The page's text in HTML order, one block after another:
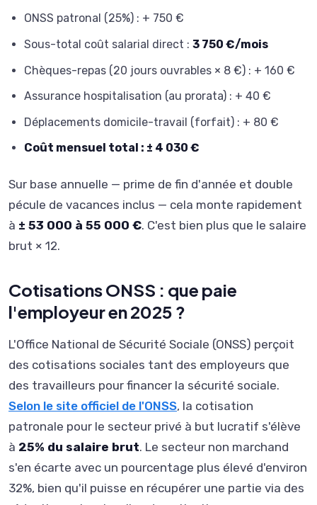
ONSS patronal (25%) : + 750 €
Sous-total coût salarial direct :3 750 €/mois
Chèques-repas (20 jours ouvrables × 8 €) : + 160 €
Assurance hospitalisation (au prorata) : + 40 €
Déplacements domicile-travail (forfait) : + 80 €
Coût mensuel total : ± 4 030 €
Sur base annuelle — prime de fin d'année et double
pécule de vacances inclus — cela monte rapidement
à ± 53 000 à 55 000 €. C'est bien plus que le salaire
brut × 12.
Cotisations ONSS : que paie
l'employeur en 2025 ?
L'Office National de Sécurité Sociale (ONSS) perçoit
des cotisations sociales tant des employeurs que
des travailleurs pour financer la sécurité sociale.
Selon le site officiel de l'ONSS, la cotisation
patronale pour le secteur privé à but lucratif s'élève
à 25% du salaire brut. Le secteur non marchand
s'en écarte avec un pourcentage plus élevé d'environ
32%, bien qu'il puisse en récupérer une partie via des